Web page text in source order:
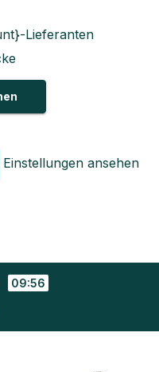
Lieferanten
Einstellungen ansehen
09:56